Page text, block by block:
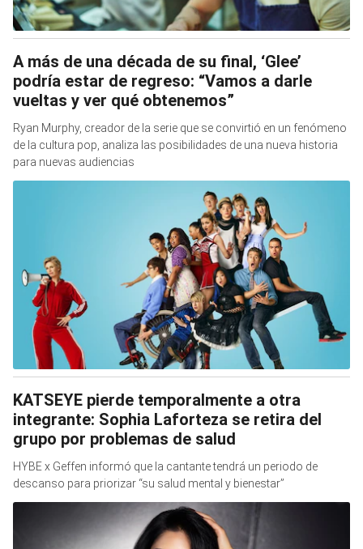
A más de una década de su final, ‘Glee’
podría estar de regreso: “Vamos a darle
vueltas y ver qué obtenemos”
Ryan Murphy, creador de la serie que se convirtió en un fenómeno
de la cultura pop, analiza las posibilidades de una nueva historia
para nuevas audiencias
KATSEYE pierde temporalmente a otra
integrante: Sophia Laforteza se retira del
grupo por problemas de salud
HYBE x Geffen informó que la cantante tendrá un periodo de
descanso para priorizar “su salud mental y bienestar”